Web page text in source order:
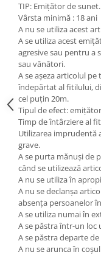
TIP: Emițător de
Vârsta minimă : 18 ani
A nu se utiliza acest
A se utiliza acest
agresive sau pentru a
sau vânători.
A se așeza articolul
îndepărtat al fitilului,
cel puțin 20m.
Tipul de efect:
Timp de întârziere al
Utilizarea imprudentă
grave.
A se purta mănuși de
când se utilizează
A nu se utiliza în
A nu se declanșa
absența persoanelor
A se utiliza numai în
A se păstra într-un loc
A se păstra departe
A nu se arunca în